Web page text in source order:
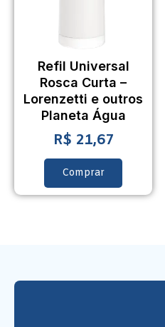
Refil Universal
Rosca Curta –
Lorenzetti e outros
Planeta Água
R$ 21,67
Comprar